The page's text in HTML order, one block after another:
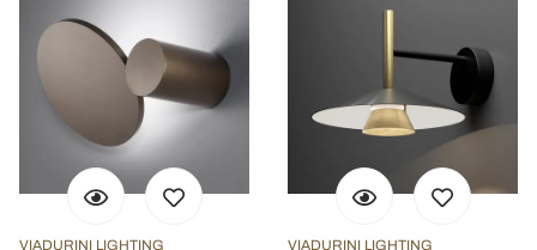
VIADURINI LIGHTING VIADURINI LIGHTING